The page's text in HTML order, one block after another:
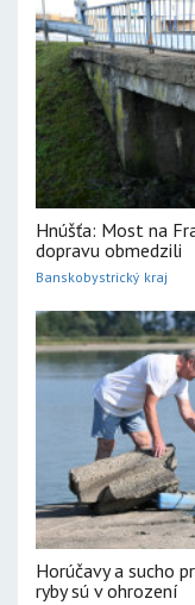
Hnúšťa: Most na
dopravu obmedzili
Banskobystrický kraj
Horúčavy a sucho
ryby sú v ohrození